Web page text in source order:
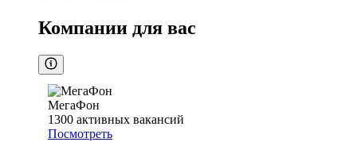
Компании для вас
МегаФон
1300 активных вакансий
Посмотреть